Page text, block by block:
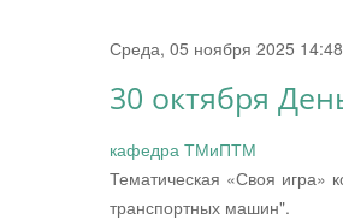
Среда, 05 ноября 2025 14:48
30 октября
кафедра ТМиПТМ
Тематическая «Своя
транспортных машин".